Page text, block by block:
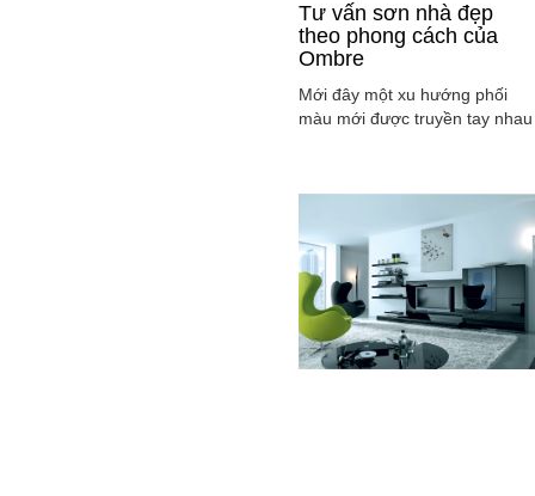
Tư vấn sơn nhà đẹp
theo phong cách của
Ombre
Mới đây một xu hướng phối
màu mới được truyền tay nhau
Ombre, cách phối màu sắc tinh
tế sao cho màu sắc chuyển
từ tông nhạt sang đậm, từ
sang tối hay ngược lại. Cùng
tìm hiểu phong các này qua
việc ...